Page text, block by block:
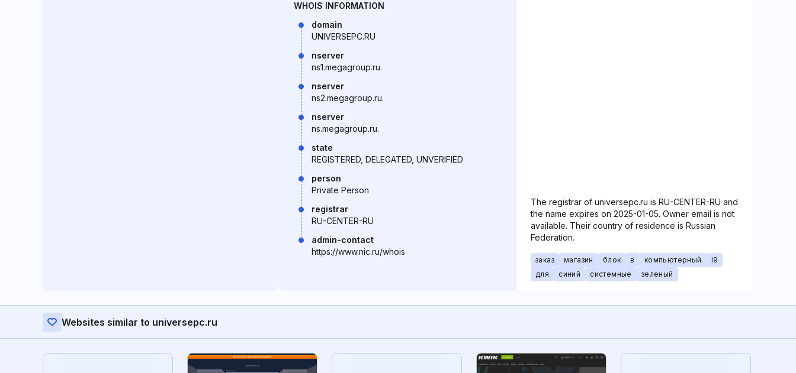
WHOIS INFORMATION
domain
UNIVERSEPC.RU
nserver
ns1.megagroup.ru.
nserver
ns2.megagroup.ru.
nserver
ns.megagroup.ru.
state
REGISTERED, DELEGATED, UNVERIFIED
person
Private Person
registrar
RU-CENTER-RU
admin-contact
https://www.nic.ru/whois
The registrar of universepc.ru is RU-CENTER-RU and
the name expires on 2025-01-05. Owner email is not
available. Their country of residence is Russian
Federation.
заказ магазин блок в компьютерный
i9
для
синий системные зеленый
Websites similar to universepc.ru